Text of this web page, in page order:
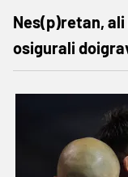
Nes(p)retan, ali
osigurali